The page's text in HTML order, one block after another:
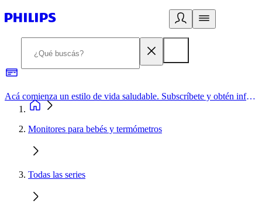
Acá comienza un estilo de vida saludable. Subscríbete y obtén información de primera mano
Monitores para bebés y termómetros
Todas las series